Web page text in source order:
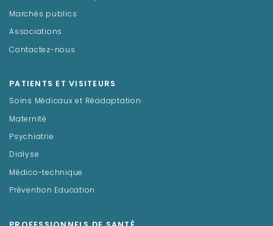
Marchés publics
Associations
Contactez-nous
PATIENTS ET VISITEURS
Soins Médicaux et Réadaptation
Maternité
Psychiatrie
Dialyse
Médico-technique
Prévention Education